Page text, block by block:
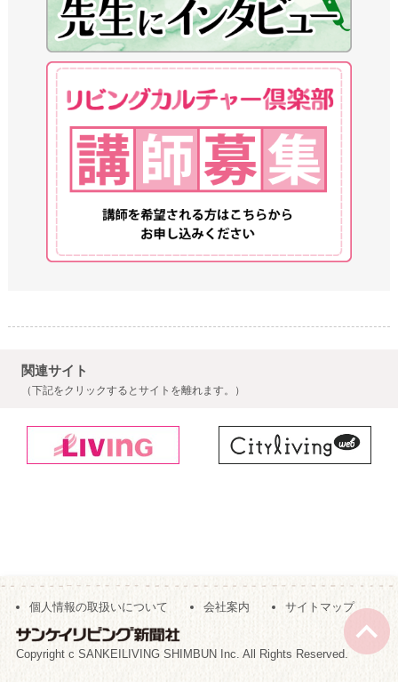
関連サイト
（下記をクリックするとサイトを離れます。）
個人情報の取扱いについて 会社案内 サイトマップ
Copyright c SANKEILIVING SHIMBUN Inc. All Rights Reserved.